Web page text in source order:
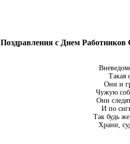
Поздравления с Днем
Такая
Они и
Чужую
Они
И по
Так будь
Храни,